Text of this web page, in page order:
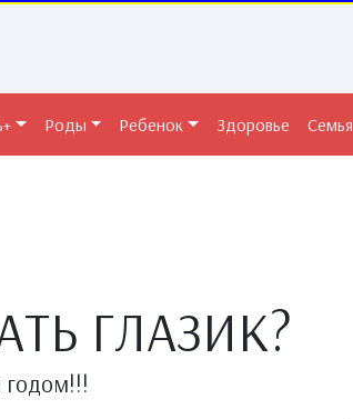
Роды Ребенок Здоровье Семья
ГЛАЗИК?
годом!!!